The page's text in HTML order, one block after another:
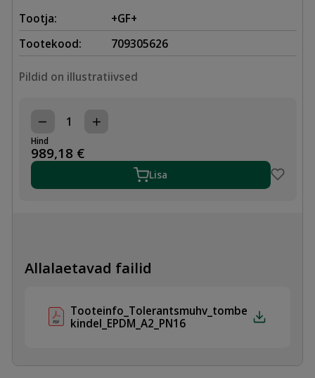
Tootja:
+GF+
Tootekood:
709305626
Pildid on illustratiivsed
TOLERANTSMUHV
DN225,
230-
268mm,
EPDM/A2,
Hind
989,18 €
Lisa
Allalaetavad failid
Tooteinfo_Tolerantsmuhv_tombe
kindel_EPDM_A2_PN16